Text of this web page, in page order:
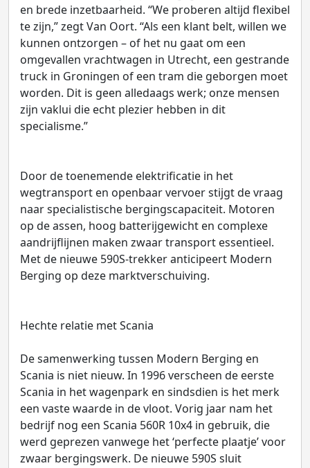
en brede inzetbaarheid. “We proberen altijd flexibel
te zijn,” zegt Van Oort. “Als een klant belt, willen we
kunnen ontzorgen – of het nu gaat om een
omgevallen vrachtwagen in Utrecht, een gestrande
truck in Groningen of een tram die geborgen moet
worden. Dit is geen alledaags werk; onze mensen
zijn vaklui die echt plezier hebben in dit
specialisme.”
Door de toenemende elektrificatie in het
wegtransport en openbaar vervoer stijgt de vraag
naar specialistische bergingscapaciteit. Motoren
op de assen, hoog batterijgewicht en complexe
aandrijflijnen maken zwaar transport essentieel.
Met de nieuwe 590S-trekker anticipeert Modern
Berging op deze marktverschuiving.
Hechte relatie met Scania
De samenwerking tussen Modern Berging en
Scania is niet nieuw. In 1996 verscheen de eerste
Scania in het wagenpark en sindsdien is het merk
een vaste waarde in de vloot. Vorig jaar nam het
bedrijf nog een Scania 560R 10x4 in gebruik, die
werd geprezen vanwege het ‘perfecte plaatje’ voor
zwaar bergingswerk. De nieuwe 590S sluit